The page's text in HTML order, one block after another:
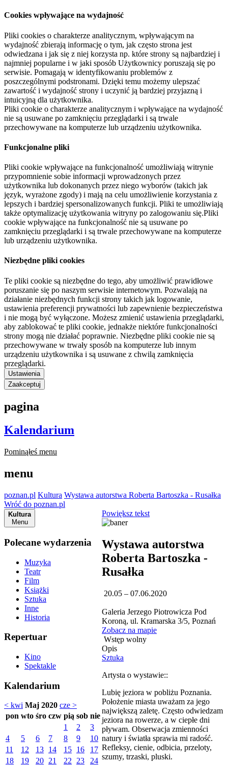
Cookies wpływające na wydajność
Pliki cookies o charakterze analitycznym, wpływającym na
wydajność zbierają informację o tym, jak często strona jest
odwiedzana i jak się z niej korzysta np. które strony są najbardziej i
najmniej popularne i w jaki sposób Użytkownicy poruszają się po
serwisie. Pomagają w identyfikowaniu problemów z
poszczególnymi podstronami. Dzięki temu możemy ulepszać
zawartość i wydajność strony i uczynić ją bardziej przyjazną i
intuicyjną dla użytkownika.
Pliki cookie o charakterze analitycznym i wpływające na wydajność
nie są usuwane po zamknięciu przeglądarki i są trwale
przechowywane na komputerze lub urządzeniu użytkownika.
Funkcjonalne pliki
Pliki cookie wpływające na funkcjonalność umożliwiają witrynie
przypomnienie sobie informacji wprowadzonych przez
użytkownika lub dokonanych przez niego wyborów (takich jak
język, wyrażone zgody) i mają na celu umożliwienie korzystania z
lepszych i bardziej spersonalizowanych funkcji. Pliki te umożliwiają
także optymalizację użytkowania witryny po zalogowaniu się.Pliki
cookie wpływające na funkcjonalność nie są usuwane po
zamknięciu przeglądarki i są trwale przechowywane na komputerze
lub urządzeniu użytkownika.
Niezbędne pliki cookies
Te pliki cookie są niezbędne do tego, aby umożliwić prawidłowe
poruszanie się po naszym serwisie internetowym. Pozwalają na
działanie niezbędnych funkcji strony takich jak logowanie,
ustawienia preferencji prywatności lub zapewnienie bezpieczeństwa
i nie mogą być wyłączone. Możesz zmienić ustawienia przeglądarki,
aby zablokować te pliki cookie, jednakże niektóre funkcjonalności
strony mogą nie działać poprawnie. Niezbędne pliki cookie nie są
przechowywane w trwały sposób na komputerze lub innym
urządzeniu użytkownika i są usuwane z chwilą zamknięcia
przeglądarki.
Ustawienia
Zaakceptuj
pagina
Kalendarium
Pominąłeś menu
menu
poznan.pl Kultura Wystawa autorstwa Roberta Bartoszka - Rusałka
Wróć do poznan.pl
Kultura
Menu
Polecane wydarzenia
Muzyka
Teatr
Film
Książki
Sztuka
Inne
Historia
Repertuar
Kino
Spektakle
Kalendarium
< kwi Maj 2020 cze >
pon wto śro czw pią sob nie
1
2
3
4
5 6 7 8 9
10
11
12 13 14 15 16
17
18
19 20 21 22 23
24
Powiększ tekst
Wystawa autorstwa
Roberta Bartoszka -
Rusałka
20.05 – 07.06.2020
Galeria Jerzego Piotrowicza Pod
Koroną, ul. Kramarska 3/5, Poznań
Zobacz na mapie
Wstęp wolny
Opis
Sztuka
Artysta o wystawie::
Lubię jeziora w pobliżu Poznania.
Położenie miasta uważam za jego
największą zaletę. Często odwiedzam
jeziora na rowerze, a w ciepłe dni
pływam. Obserwacja zmienności
natury i światła sprawia mi radość.
Refleksy, cienie, odbicia, przeloty,
szumy, trzaski, pluski.